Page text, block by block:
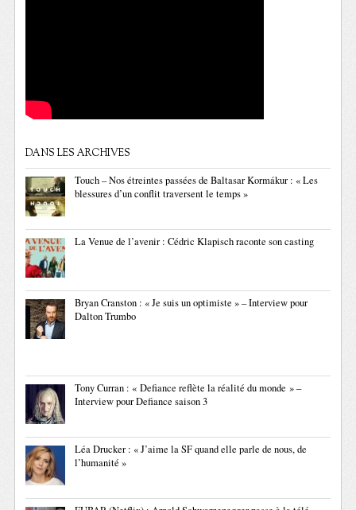
DANS LES ARCHIVES
Touch – Nos étreintes passées de Baltasar Kormákur : « Les
blessures d’un conflit traversent le temps »
La Venue de l’avenir : Cédric Klapisch raconte son casting
Bryan Cranston : « Je suis un optimiste » – Interview pour
Dalton Trumbo
Tony Curran : « Defiance reflète la réalité du monde » –
Interview pour Defiance saison 3
Léa Drucker : « J’aime la SF quand elle parle de nous, de
l’humanité »